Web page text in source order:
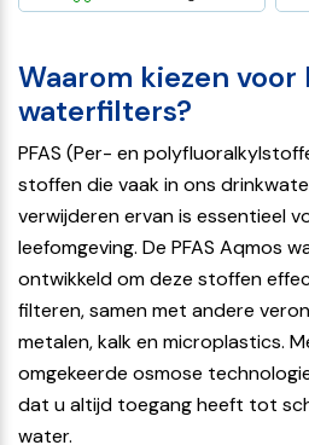
Waarom kiezen voor
waterfilters?
PFAS (Per- en
stoffen die vaak in ons
verwijderen ervan is essentieel
leefomgeving. De PFAS Aqmos
ontwikkeld om deze stoffen
filteren, samen met andere
metalen, kalk en microplastics.
omgekeerde osmose
dat u altijd toegang heeft tot
water.